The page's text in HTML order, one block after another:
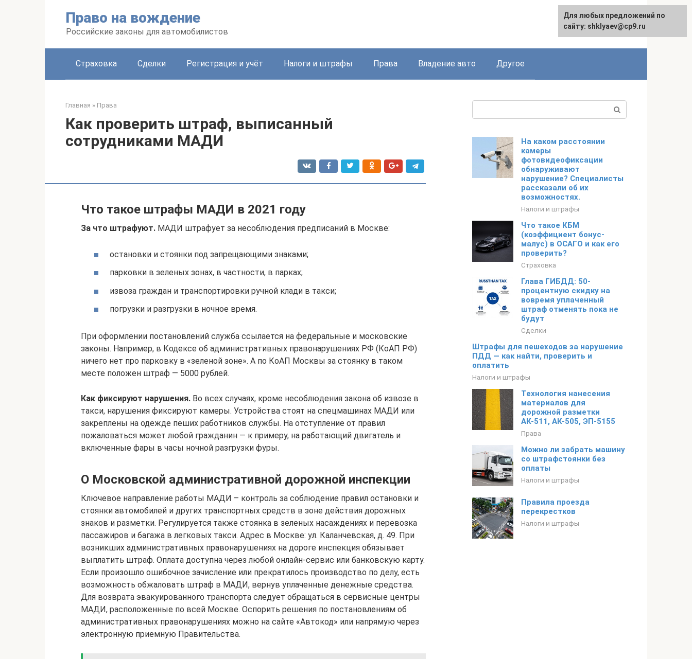
Право на вождение
Российские законы для автомобилистов
Страховка Сделки Регистрация и учёт Налоги и штрафы Права Владение авто Другое
Главная » Права
Как проверить штраф, выписанный
сотрудниками МАДИ
Что такое штрафы МАДИ в 2021 году
За что штрафуют. МАДИ штрафует за несоблюдения предписаний в Москве:
остановки и стоянки под запрещающими знаками;
парковки в зеленых зонах, в частности, в парках;
извоза граждан и транспортировки ручной клади в такси;
погрузки и разгрузки в ночное время.
При оформлении постановлений служба ссылается на федеральные и московские
законы. Например, в Кодексе об административных правонарушениях РФ (КоАП РФ)
ничего нет про парковку в «зеленой зоне». А по КоАП Москвы за стоянку в таком
месте положен штраф — 5000 рублей.
Как фиксируют нарушения. Во всех случаях, кроме несоблюдения закона об извозе в
такси, нарушения фиксируют камеры. Устройства стоят на спецмашинах МАДИ или
закреплены на одежде пеших работников службы. На отступление от правил
пожаловаться может любой гражданин — к примеру, на работающий двигатель и
включенные фары в часы ночной разгрузки фуры.
О Московской административной дорожной инспекции
Ключевое направление работы МАДИ – контроль за соблюдение правил остановки и
стоянки автомобилей и других транспортных средств в зоне действия дорожных
знаков и разметки. Регулируется также стоянка в зеленых насаждениях и перевозка
пассажиров и багажа в легковых такси. Адрес в Москве: ул. Каланчевская, д. 49. При
возникших административных правонарушениях на дороге инспекция обязывает
выплатить штраф. Оплата доступна через любой онлайн-сервис или банковскую карту.
Если произошло ошибочное зачисление или прекратилось производство по делу, есть
возможность обжаловать штраф в МАДИ, вернув уплаченные денежные средства.
Для возврата эвакуированного транспорта следует обращаться в сервисные центры
МАДИ, расположенные по всей Москве. Оспорить решения по постановлениям об
административных правонарушениях можно на сайте «Автокод» или напрямую через
электронную приемную Правительства.
На каком расстоянии
камеры
фотовидеофиксации
обнаруживают
нарушение? Специалисты
рассказали об их
возможностях.
Налоги и штрафы
Что такое КБМ
(коэффициент бонус-
малус) в ОСАГО и как его
проверить?
Страховка
Глава ГИБДД: 50-
процентную скидку на
вовремя уплаченный
штраф отменять пока не
будут
Сделки
Штрафы для пешеходов за нарушение
ПДД — как найти, проверить и
оплатить
Налоги и штрафы
Технология нанесения
материалов для
дорожной разметки
АК-511, АК-505, ЭП-5155
Права
Можно ли забрать машину
со штрафстоянки без
оплаты
Налоги и штрафы
Правила проезда
перекрестков
Налоги и штрафы
Для любых предложений по
сайту: shklyaev@cp9.ru